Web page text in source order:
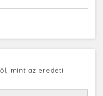
mint az eredeti